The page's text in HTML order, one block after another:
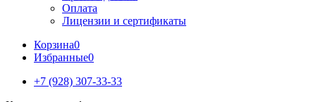
Оплата
Лицензии и сертификаты
Корзина0
Избранные0
+7 (928) 307-33-33